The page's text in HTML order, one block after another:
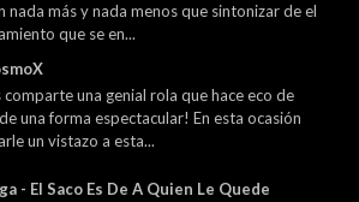
nada más y nada menos que sintonizar de el
que se en...
comparte una genial rola que hace eco de
una forma espectacular! En esta ocasión
un vistazo a esta...
- El Saco Es De A Quien Le Quede